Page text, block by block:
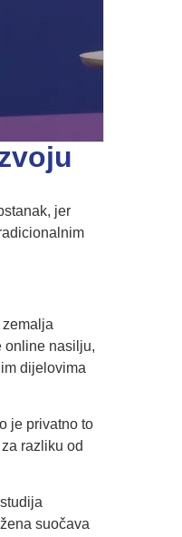
jer
online nasilju,
dijelovima
je privatno to
razliku od
suočava